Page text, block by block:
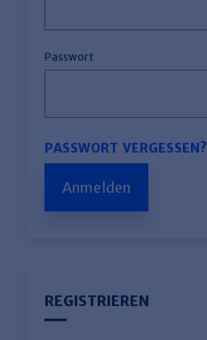
Passwort
PASSWORT VERGESSEN?
Anmelden
REGISTRIEREN